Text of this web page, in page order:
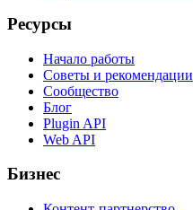
Ресурсы
Начало работы
Советы и рекомендации
Сообщество
Блог
Plugin API
Web API
Бизнес